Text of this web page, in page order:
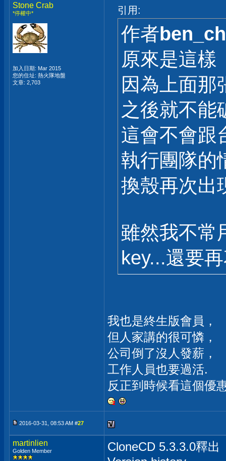
Stone Crab
*停權中*
加入日期: Mar 2015
您的住址: 熱火隊地盤
文章: 2,703
引用:
作者
原來是這樣
因為上面那
之後就不能
這會不會跟
執行團隊的
換殼再次出
雖然我不常
key...還要
我也是終生版會員，
但人家講的很可憐，
公司倒了沒人發薪，
工作人員也要過活.
反正到時候看這個優
2016-03-31, 08:53 AM #27
martinlien
Golden Member
CloneCD 5.3.3.0釋出